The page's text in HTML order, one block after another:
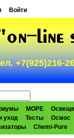
Войти
+7(925)216-
МОРЕ
уход Тесты
Осмос
Chemi-Pure